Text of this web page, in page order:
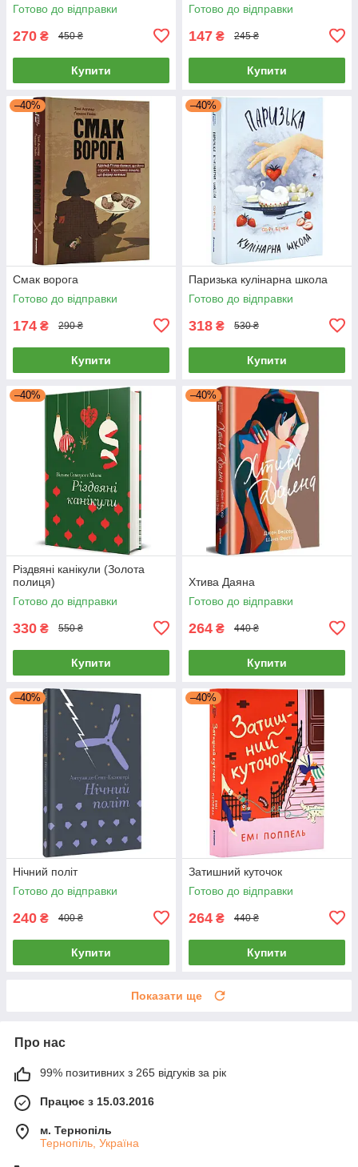
Готово до відправки
270 ₴ 450 ₴
Купити
Готово до відправки
147 ₴ 245 ₴
Купити
–40%
Смак ворога
Готово до відправки
174 ₴ 290 ₴
Купити
–40%
Паризька кулінарна школа
Готово до відправки
318 ₴ 530 ₴
Купити
–40%
Різдвяні канікули (Золота
полиця)
Готово до відправки
330 ₴ 550 ₴
Купити
–40%
Хтива Даяна
Готово до відправки
264 ₴ 440 ₴
Купити
–40%
Нічний політ
Готово до відправки
240 ₴ 400 ₴
Купити
–40%
Затишний куточок
Готово до відправки
264 ₴ 440 ₴
Купити
Показати ще
Про нас
99% позитивних з 265 відгуків за рік
Працює з 15.03.2016
м. Тернопіль
Тернопіль, Україна